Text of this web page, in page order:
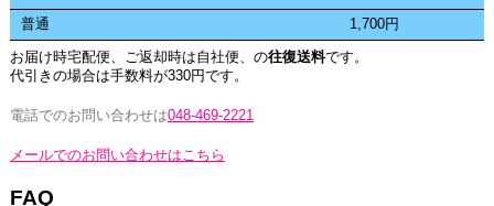
普通
1,700円
お届け時宅配便、ご返却時は自社便、の往復送料です。
代引きの場合は手数料が330円です。
電話でのお問い合わせは048-469-2221
メールでのお問い合わせはこちら
FAQ